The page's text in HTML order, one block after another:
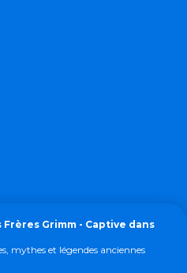
Frères Grimm - Captive dans
mythes et légendes anciennes